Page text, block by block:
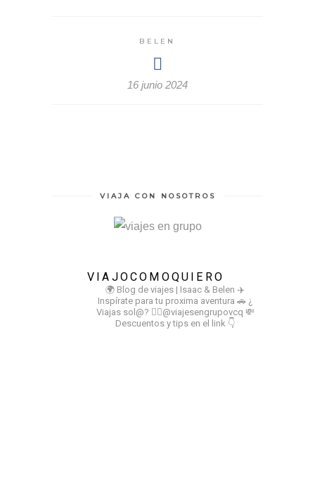
BELEN
16 junio 2024
VIAJA CON NOSOTROS
VIAJOCOMOQUIERO
🌍 Blog de viajes | Isaac & Belen ✈️
Inspírate para tu proxima aventura 🚗 ¿
Viajas sol@? 👉🏻@viajesengrupovcq 💸
Descuentos y tips en el link 👇